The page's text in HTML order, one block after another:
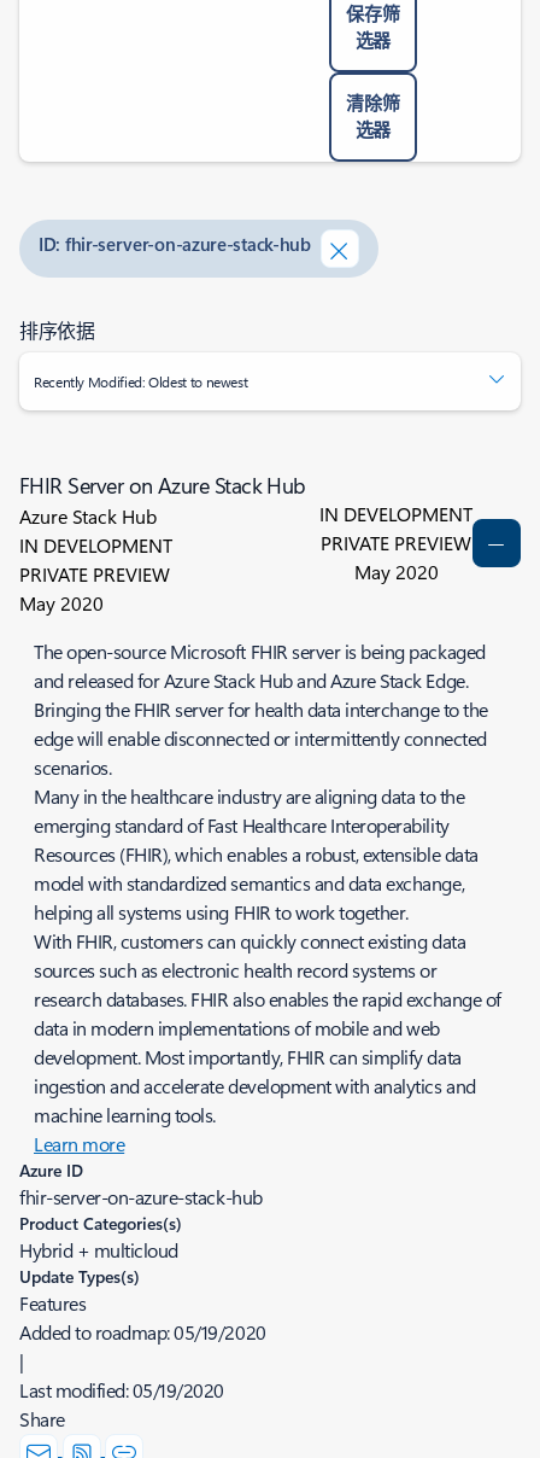
保存筛
选器
清除筛
选器
ID: fhir-server-on-azure-stack-hub
排序依据
Recently Modified: Oldest to newest
FHIR Server on Azure Stack Hub
Azure Stack Hub
IN DEVELOPMENT
PRIVATE PREVIEW
May 2020
IN DEVELOPMENT
PRIVATE PREVIEW
May 2020
The open-source Microsoft FHIR server is being packaged
and released for Azure Stack Hub and Azure Stack Edge.
Bringing the FHIR server for health data interchange to the
edge will enable disconnected or intermittently connected
scenarios.
Many in the healthcare industry are aligning data to the
emerging standard of Fast Healthcare Interoperability
Resources (FHIR), which enables a robust, extensible data
model with standardized semantics and data exchange,
helping all systems using FHIR to work together.
With FHIR, customers can quickly connect existing data
sources such as electronic health record systems or
research databases. FHIR also enables the rapid exchange of
data in modern implementations of mobile and web
development. Most importantly, FHIR can simplify data
ingestion and accelerate development with analytics and
machine learning tools.
Learn more
Azure ID
fhir-server-on-azure-stack-hub
Product Categories(s)
Hybrid + multicloud
Update Types(s)
Features
Added to roadmap:05/19/2020
|
Last modified:05/19/2020
Share